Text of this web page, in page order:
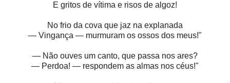
E gritos de vítima e risos de algoz!
No frio da cova que jaz na explanada
— Vingança — murmuram os ossos dos meus!"
— Não ouves um canto, que passa nos ares?
— Perdoa! — respondem as almas nos céus!"